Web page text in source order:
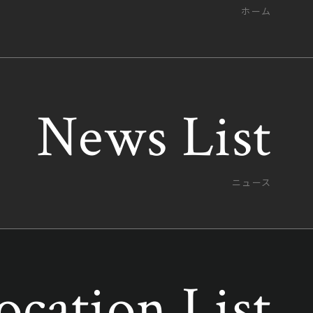
ホーム
News List
News List
ニュース